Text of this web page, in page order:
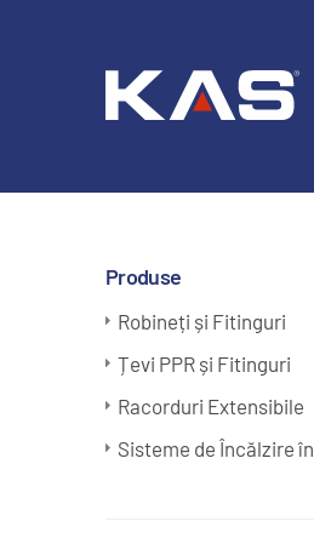
Produse
Robineți și Fitinguri
Țevi PPR și Fitinguri
Racorduri Extensibile
Sisteme de Încălzire